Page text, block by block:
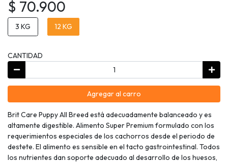
$ 70.900
3 KG 12 KG
CANTIDAD
Agregar al carro
Brit Care Puppy All Breed está adecuadamente balanceado y es
altamente digestible. Alimento Super Premium formulado con los
requerimientos especiales de los cachorros desde el periodo de
destete. El alimento es sensible en el tacto gastrointestinal. Todos
los nutrientes dan soporte adecuado al desarrollo de los huesos,